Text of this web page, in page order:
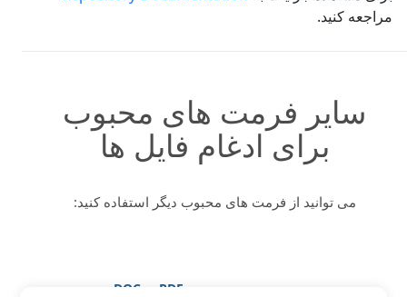
مراجعه کنید.
سایر فرمت های محبوب
برای ادغام فایل ها
می توانید از فرمت های محبوب دیگر استفاده کنید:
PDF به DOC